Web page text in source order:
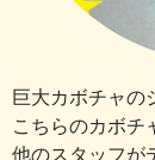
巨大カボチャの
こちらのカボチ
他のスタッフが